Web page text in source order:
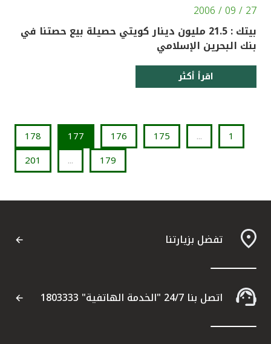
27 / 09 / 2006
بيتك : 21.5 مليون دينار كويتي حصيلة بيع حصتنا في
بنك البحرين الإسلامي
اقرأ أكثر
1
...
175
176
177
178
179
...
201
تفضل بزيارتنا
اتصل بنا 24/7 "الخدمة الهاتفية" 1803333